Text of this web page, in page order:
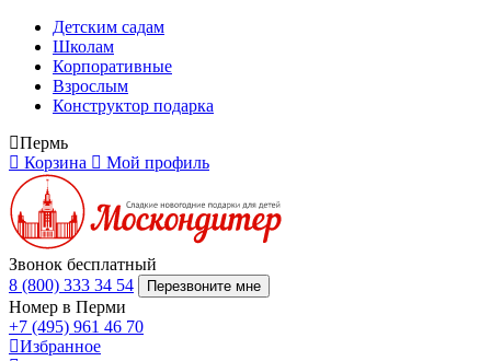
Детским садам
Школам
Корпоративные
Взрослым
Конструктор подарка
Пермь
Корзина
Мой профиль
Звонок бесплатный
8 (800) 333 34 54
Перезвоните мне
Номер в Перми
+7 (495) 961 46 70
Избранное